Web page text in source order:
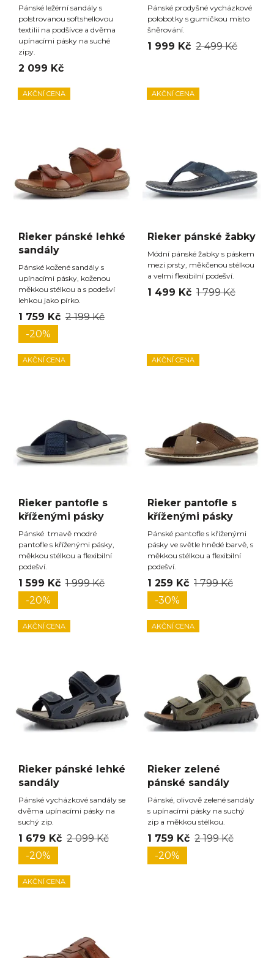
Pánské ležérní sandály s
polstrovanou softshellovou
textilií na podšívce a dvěma
upínacími pásky na suché
zipy.
2 099 Kč
Pánské prodyšné vycházkové
polobotky s gumičkou místo
šněrování.
1 999 Kč 2 499 Kč
AKČNÍ CENA
Rieker pánské lehké
sandály
Pánské kožené sandály s
upínacími pásky, koženou
měkkou stélkou a s podešví
lehkou jako pírko.
1 759 Kč 2 199 Kč
-20%
AKČNÍ CENA
Rieker pánské žabky
Módní pánské žabky s páskem
mezi prsty, měkčenou stélkou
a velmi flexibilní podešví.
1 499 Kč 1 799 Kč
AKČNÍ CENA
Rieker pantofle s
kříženými pásky
Pánské tmavě modré
pantofle s kříženými pásky,
měkkou stélkou a flexibilní
podešví.
1 599 Kč 1 999 Kč
-20%
AKČNÍ CENA
Rieker pantofle s
kříženými pásky
Pánské pantofle s kříženými
pásky ve světle hnědé barvě, s
měkkou stélkou a flexibilní
podešví.
1 259 Kč 1 799 Kč
-30%
AKČNÍ CENA
Rieker pánské lehké
sandály
Pánské vycházkové sandály se
dvěma upínacími pásky na
suchý zip.
1 679 Kč 2 099 Kč
-20%
AKČNÍ CENA
Rieker zelené
pánské sandály
Pánské, olivově zelené sandály
s upínacími pásky na suchý
zip a měkkou stélkou.
1 759 Kč 2 199 Kč
-20%
AKČNÍ CENA